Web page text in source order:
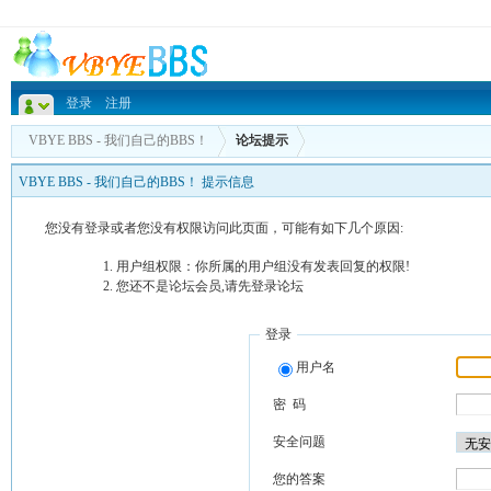
登录 注册
VBYE BBS - 我们自己的BBS！ 论坛提示
VBYE BBS - 我们自己的BBS！ 提示信息
您没有登录或者您没有权限访问此页面，可能有如下几个原因:
用户组权限：你所属的用户组没有发表回复的权限!
您还不是论坛会员,请先登录论坛
登录
用户名
密 码
安全问题
您的答案